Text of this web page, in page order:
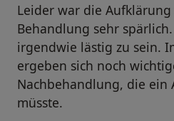
Leider war die
Behandlung sehr
irgendwie lästig zu sein.
ergeben sich noch
Nachbehandlung, die ein
müsste.